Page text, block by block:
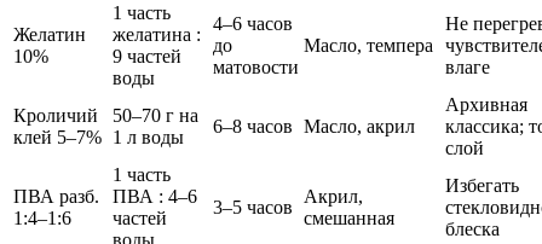
Желатин
10%
1 часть
желатина :
9 частей
воды
4–6 часов
до
матовости
Масло, темпера
Не
влаге
Кроличий
клей 5–7%
50–70 г на
1 л воды
6–8 часов Масло, акрил
Архивная
классика;
слой
ПВА разб.
1:4–1:6
1 часть
ПВА : 4–6
частей
воды
3–5 часов
Акрил,
смешанная
Избегать
блеска